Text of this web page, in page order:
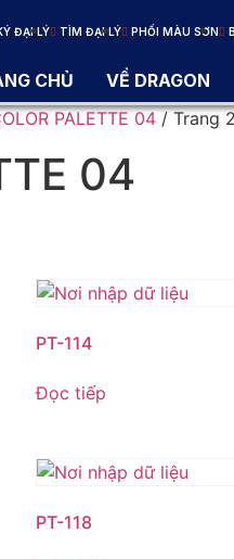
ĐẠI LÝ TÌM ĐẠI LÝ PHỐI MÀU SƠN
CHỦ VỀ DRAGON
PALETTE 04 / Trang 2
04
PT-114
Đọc tiếp
PT-118